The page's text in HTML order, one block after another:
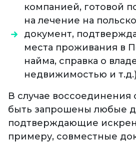
компанией, готовой
на лечение на
документ,
места проживания в
найма, справка о
недвижимостью и
В случае воссоединения
быть запрошены любые
подтверждающие
примеру, совместные